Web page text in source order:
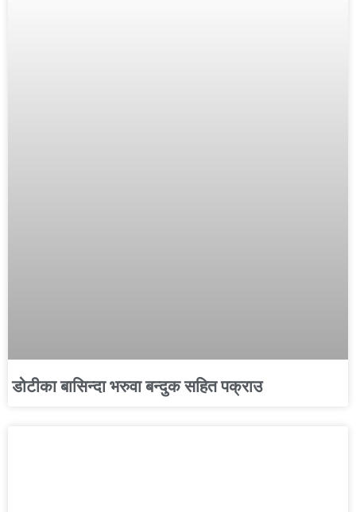
डोटीका बासिन्दा भरुवा बन्दुक सहित पक्राउ